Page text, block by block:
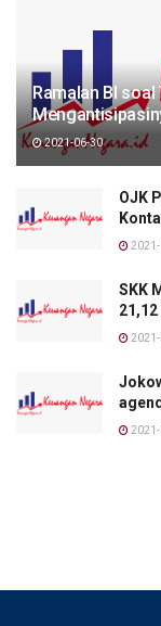
Ramalan BI
2021-06-30
OJK
SKK